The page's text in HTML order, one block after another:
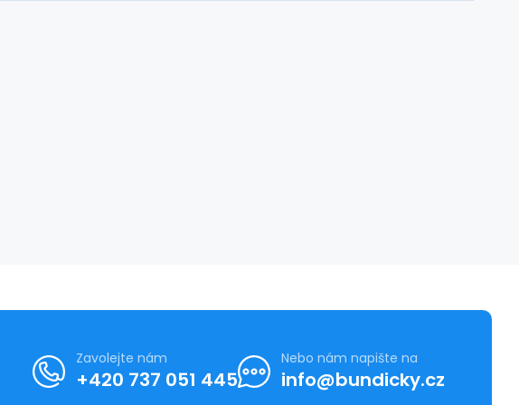
Zavolejte nám
+420 737 051 445
Nebo nám napište na
info@bundicky.cz